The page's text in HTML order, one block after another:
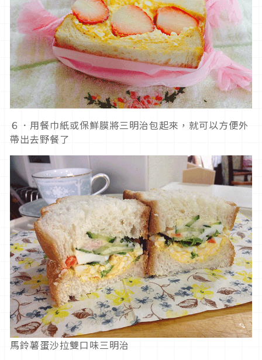
６．用餐巾紙或保鮮膜將三明治包起來，就可以方便外
帶出去野餐了
馬鈴薯蛋沙拉雙口味三明治